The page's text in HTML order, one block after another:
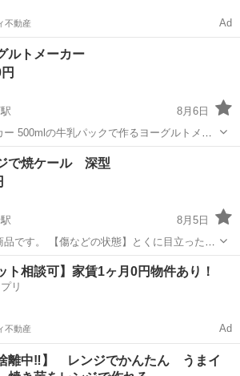
不動産 Ad
ルトメーカー
8月6日
500mlの牛乳パックで作るヨーグルトメー
ました。
下駅 キッチン家電
で焼ケール 深型
8月5日
です。 【傷などの状態】とくに目立った傷
ルポイント】状態はいいのでまだまだ使えま
中野駅 キッチン家電
ト相談可】家賃1ヶ月0円物件あり！
リ
不動産 Ad
捨離中‼️】 レンジでかんたん うまイ